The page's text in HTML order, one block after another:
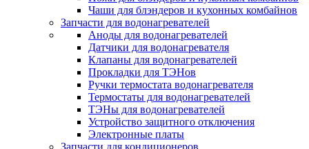
Чаши для блэндеров и кухонных комбайнов
Запчасти для водонагревателей
Аноды для водонагревателей
Датчики для водонагревателя
Клапаны для водонагревателей
Прокладки для ТЭНов
Ручки термостата водонагревателя
Термостаты для водонагревателей
ТЭНы для водонагревателей
Устройство защитного отключения
Электронные платы
Запчасти для кондиционеров